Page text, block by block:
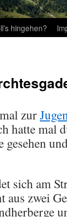
hingehen?
zur
hatte mal
gesehen
sich am
aus zwei